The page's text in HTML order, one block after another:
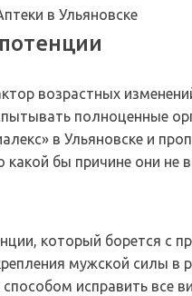
в Ульяновске
возрастных
полноценные
в Ульяновске и
бы причине они не
который борется с
мужской силы в
исправить все